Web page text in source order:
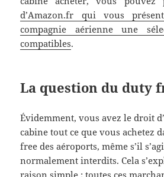
d’Amazon.fr qui vous
compagnie aérienne une
compatibles.
La question du duty
Évidemment, vous avez le droit
cabine tout ce que vous achetez
free des aéroports, même s’il
normalement interdits. Cela
raison simple : toutes ces